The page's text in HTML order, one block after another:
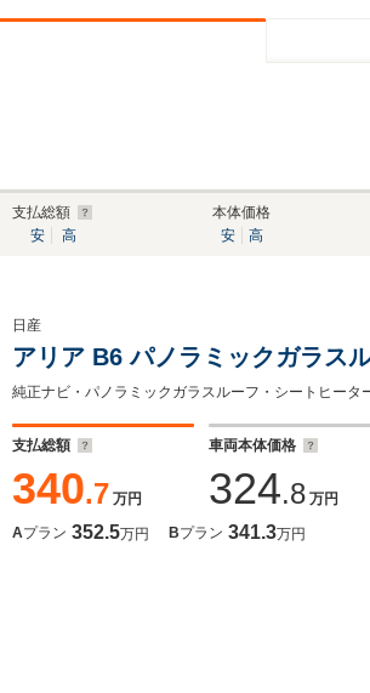
支払総額
安
高
本体価格
安
高
日産
アリア B6 パノラミックガラス
支払総額
340.7 万円
車両本体価格
324.8 万円
Aプラン 352.5万円 Bプラン 341.3万円